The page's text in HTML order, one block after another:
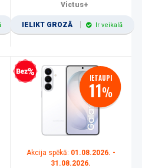
Victus+
IELIKT GROZĀ Ir veikalā
kredīts IETAUPI
11%
Akcija spēkā: 01.08.2026. -
31.08.2026.